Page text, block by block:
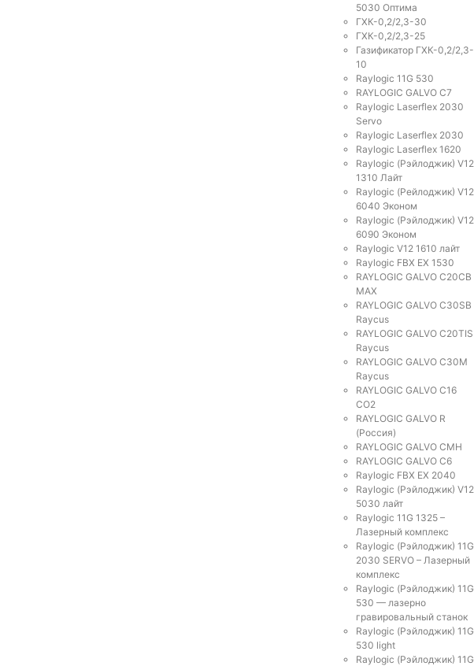
5030 Оптима
ГХК-0,2/2,3-30
ГХК-0,2/2,3-25
Газификатор ГХК-0,2/2,3-
10
Raylogic 11G 530
RAYLOGIC GALVO С7
Raylogic Laserflex 2030
Servo
Raylogic Laserflex 2030
Raylogic Laserflex 1620
Raylogic (Рэйлоджик) V12
1310 Лайт
Raylogic (Рейлоджик) V12
6040 Эконом
Raylogic (Рэйлоджик) V12
6090 Эконом
Raylogic V12 1610 лайт
Raylogic FBX EX 1530
RAYLOGIC GALVO С20CB
MAX
RAYLOGIC GALVO С30SB
Raycus
RAYLOGIC GALVO C20TIS
Raycus
RAYLOGIC GALVO С30M
Raycus
RAYLOGIC GALVO С16
CO2
RAYLOGIC GALVO R
(Россия)
RAYLOGIC GALVO CMH
RAYLOGIC GALVO С6
Raylogic FBX EX 2040
Raylogic (Рэйлоджик) V12
5030 лайт
Raylogic 11G 1325 –
Лазерный комплекс
Raylogic (Рэйлоджик) 11G
2030 SERVO – Лазерный
комплекс
Raylogic (Рэйлоджик) 11G
530 — лазерно
гравировальный станок
Raylogic (Рэйлоджик) 11G
530 light
Raylogic (Рэйлоджик) 11G